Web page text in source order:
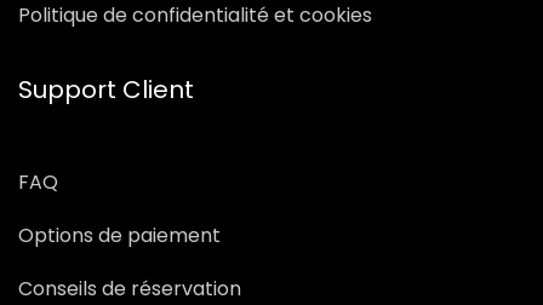
Politique de confidentialité et cookies
Support Client
FAQ
Options de paiement
Conseils de réservation